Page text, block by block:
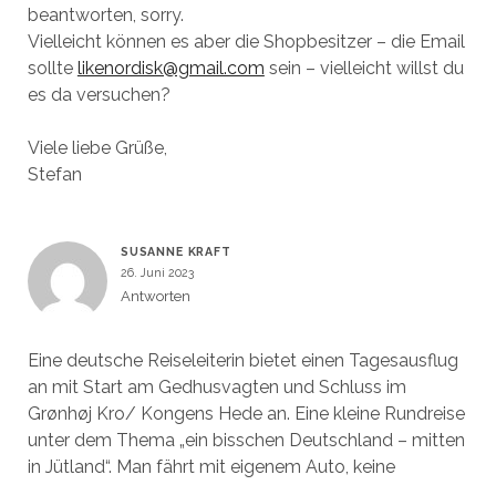
beantworten, sorry.
Vielleicht können es aber die Shopbesitzer – die Email
sollte likenordisk@gmail.com sein – vielleicht willst du
es da versuchen?
Viele liebe Grüße,
Stefan
SUSANNE KRAFT
26. Juni 2023
Antworten
Eine deutsche Reiseleiterin bietet einen Tagesausflug
an mit Start am Gedhusvagten und Schluss im
Grønhøj Kro/ Kongens Hede an. Eine kleine Rundreise
unter dem Thema „ein bisschen Deutschland – mitten
in Jütland“. Man fährt mit eigenem Auto, keine